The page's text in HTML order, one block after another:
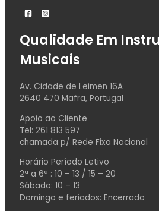
Qualidade Em
Musicais
Av. Cidade de Leimen 16A
2640 470 Mafra, Portugal
Apoio ao Cliente
Tel: 261 813 597
chamada p/ Rede Fixa Nacional
Horário Período Letivo
2ª a 6ª : 10 – 13 / 15 – 20
Sábado: 10 – 13
Domingo e feriados: Encerrado